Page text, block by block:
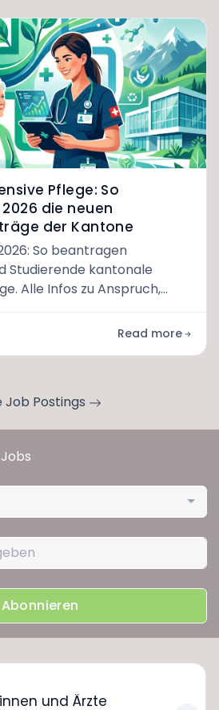
Pflege: So
die neuen
der Kantone
So beantragen
Studierende kantonale
Alle Infos zu Anspruch,
Read more
Job Postings
Abonnieren
und Ärzte